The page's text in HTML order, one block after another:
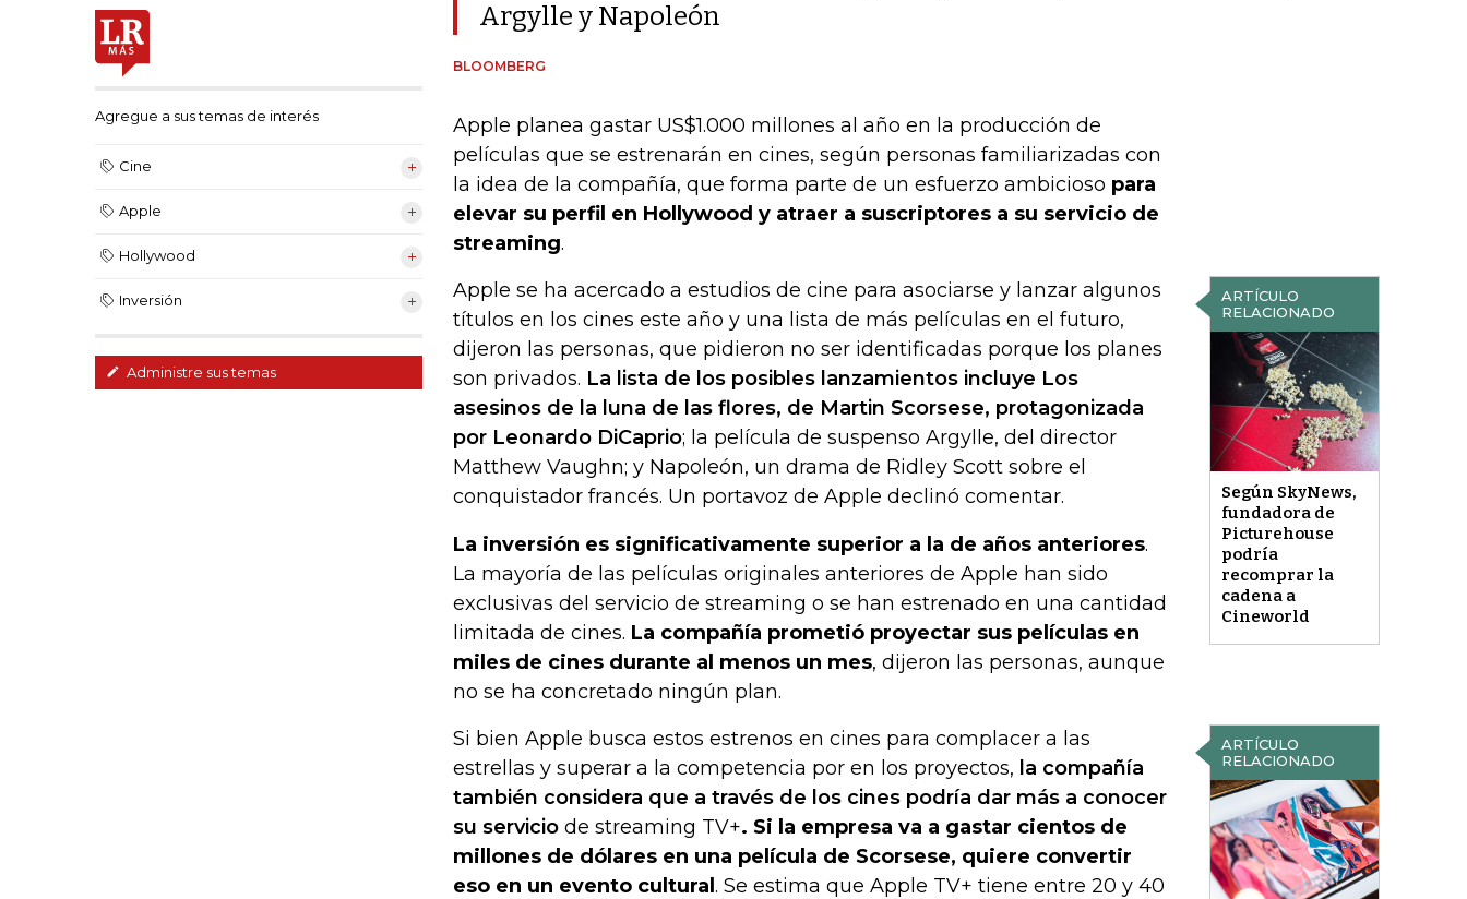
Agregue a sus temas de interés
Cine
Apple
Hollywood
Inversión
Administre sus temas
Argylle y Napoleón
BLOOMBERG
Apple planea gastar US$1.000 millones al año en la producción de
películas que se estrenarán en cines, según personas familiarizadas con
la idea de la compañía, que forma parte de un esfuerzo ambicioso para
elevar su perfil en Hollywood y atraer a suscriptores a su servicio de
streaming.
ARTÍCULO
RELACIONADO
Según SkyNews,
fundadora de
Picturehouse
podría
recomprar la
cadena a
Cineworld
Apple se ha acercado a estudios de cine para asociarse y lanzar algunos
títulos en los cines este año y una lista de más películas en el futuro,
dijeron las personas, que pidieron no ser identificadas porque los planes
son privados. La lista de los posibles lanzamientos incluye Los
asesinos de la luna de las flores, de Martin Scorsese, protagonizada
por Leonardo DiCaprio; la película de suspenso Argylle, del director
Matthew Vaughn; y Napoleón, un drama de Ridley Scott sobre el
conquistador francés. Un portavoz de Apple declinó comentar.
La inversión es significativamente superior a la de años anteriores.
La mayoría de las películas originales anteriores de Apple han sido
exclusivas del servicio de streaming o se han estrenado en una cantidad
limitada de cines. La compañía prometió proyectar sus películas en
miles de cines durante al menos un mes, dijeron las personas, aunque
no se ha concretado ningún plan.
ARTÍCULO
RELACIONADO
Si bien Apple busca estos estrenos en cines para complacer a las
estrellas y superar a la competencia por en los proyectos, la compañía
también considera que a través de los cines podría dar más a conocer
su servicio de streaming TV+. Si la empresa va a gastar cientos de
millones de dólares en una película de Scorsese, quiere convertir
eso en un evento cultural . Se estima que Apple TV+ tiene entre 20 y 40